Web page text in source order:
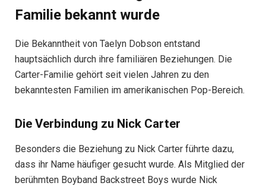
Familie bekannt wurde
Die Bekanntheit von Taelyn Dobson entstand
hauptsächlich durch ihre familiären Beziehungen. Die
Carter-Familie gehört seit vielen Jahren zu den
bekanntesten Familien im amerikanischen Pop-Bereich.
Die Verbindung zu Nick Carter
Besonders die Beziehung zu Nick Carter führte dazu,
dass ihr Name häufiger gesucht wurde. Als Mitglied der
berühmten Boyband Backstreet Boys wurde Nick